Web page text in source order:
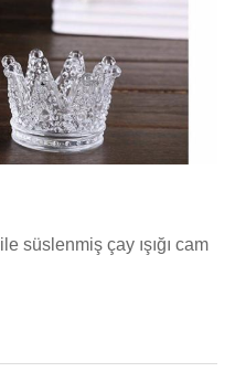
süslenmiş çay ışığı cam